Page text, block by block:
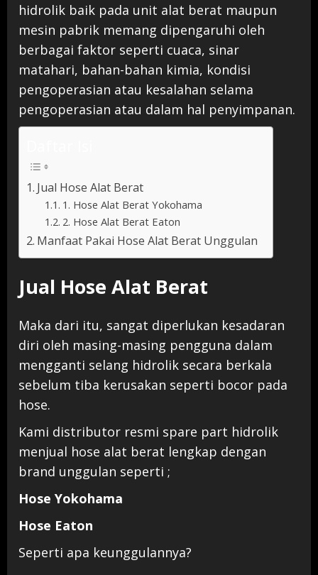
hidrolik baik pada unit alat berat maupun
mesin pabrik memang dipengaruhi oleh
berbagai faktor seperti cuaca, sinar
matahari, bahan-bahan kimia, kondisi
pengoperasian atau kesalahan selama
pengoperasian atau dalam hal penyimpanan.
Jual Hose Alat Berat
1. Hose Alat Berat Yokohama
2. Hose Alat Berat Eaton
Manfaat Pakai Hose Alat Berat Unggulan
Jual Hose Alat Berat
Maka dari itu, sangat diperlukan kesadaran
diri oleh masing-masing pengguna dalam
mengganti selang hidrolik secara berkala
sebelum tiba kerusakan seperti bocor pada
hose.
Kami distributor resmi spare part hidrolik
menjual hose alat berat lengkap dengan
brand unggulan seperti ;
Hose Yokohama
Hose Eaton
Seperti apa keunggulannya?